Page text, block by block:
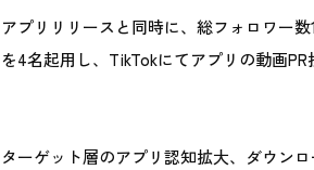
アプリリリースと同時に、総フォロワー
を4名起用し、TikTokにてアプリの動画PR
ターゲット層のアプリ認知拡大、ダウンロ